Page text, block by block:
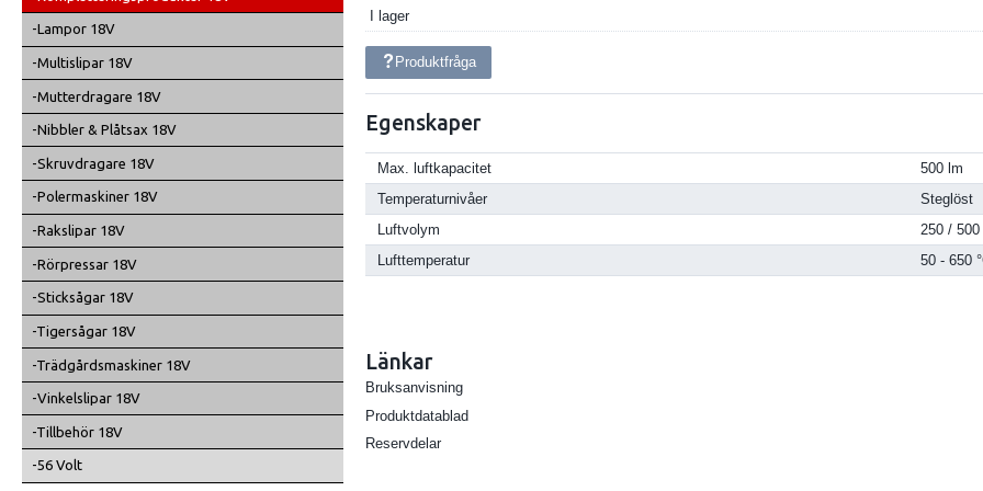
-Lampor 18V
-Multislipar 18V
-Mutterdragare 18V
-Nibbler & Plåtsax 18V
-Skruvdragare 18V
-Polermaskiner 18V
-Rakslipar 18V
-Rörpressar 18V
-Sticksågar 18V
-Tigersågar 18V
-Trädgårdsmaskiner 18V
-Vinkelslipar 18V
-Tillbehör 18V
-56 Volt
I lager
Produktfråga
Egenskaper
Max. luftkapacitet
500 lm
Temperaturnivåer
Steglöst
Luftvolym
250 /
Lufttemperatur
50 - 650
Länkar
Bruksanvisning
Produktdatablad
Reservdelar